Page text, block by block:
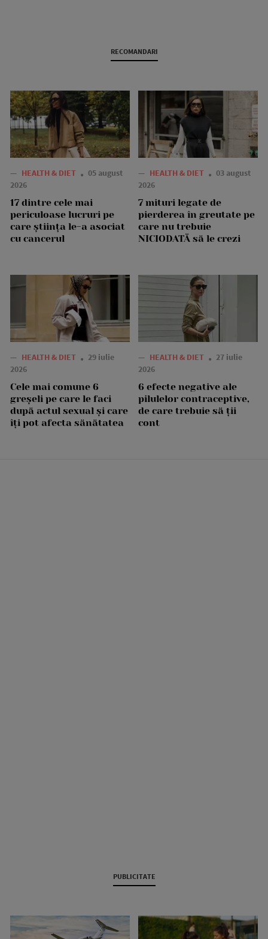
RECOMANDARI
— HEALTH & DIET
05 august
2026
17 dintre cele mai
periculoase lucruri pe
care știința le-a asociat
cu cancerul
— HEALTH & DIET
03 august
2026
7 mituri legate de
pierderea în greutate pe
care nu trebuie
NICIODATĂ să le crezi
— HEALTH & DIET
29 iulie
2026
Cele mai comune 6
greșeli pe care le faci
după actul sexual și care
îți pot afecta sănătatea
— HEALTH & DIET
27 iulie
2026
6 efecte negative ale
pilulelor contraceptive,
de care trebuie să ții
cont
PUBLICITATE